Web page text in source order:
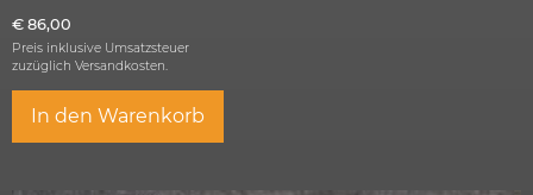
€ 86,00
Preis inklusive Umsatzsteuer
zuzüglich Versandkosten.
In den Warenkorb